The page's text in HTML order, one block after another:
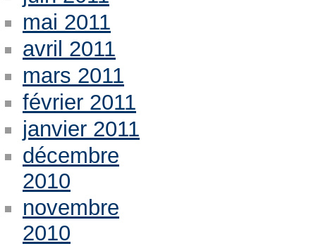
mai 2011
avril 2011
mars 2011
février 2011
janvier 2011
décembre
2010
novembre
2010